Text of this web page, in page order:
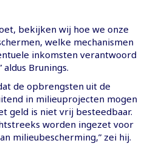
bekijken wij hoe we onze
welke mechanismen
inkomsten verantwoord
Brunings.
de opbrengsten uit de
in milieuprojecten mogen
geld is niet vrij besteedbaar.
worden ingezet voor
milieubescherming,” zei hij.